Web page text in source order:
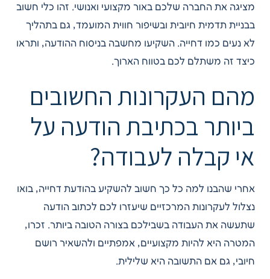
מציגה את החברה שלכם באור מקצועי ואנושי. זהו כלי חשוב
בבניית תדמית חיובית ובשיפור חווית המועמד, גם בתהליך
לא נעים כמו דחייה. השקיעו מחשבה בניסוח ההודעה, ותראו
כיצד זה משתלם לכם בטווח הארוך.
מהם העקרונות החשובים
ביותר בכתיבת הודעה על
אי קבלה לעבודה?
אחרי שהבנו למה כל כך חשוב להשקיע בהודעת דחייה, בואו
נצלול לעקרונות המרכזיים שיעזרו לכם לכתוב הודעה
שתעשה את העבודה בשבילכם בצורה הטובה ביותר. זכרו,
המטרה היא להיות מקצועיים, אמפתיים ולהשאיר רושם
חיובי, גם אם התשובה היא שלילית.